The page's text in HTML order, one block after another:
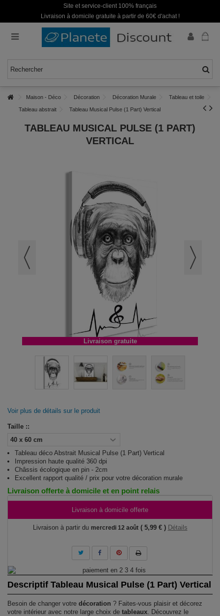
Site et service-client 100% français
Livraison à domicile gratuite à partir de 60€ d'achat !
Maison - Déco Décoration Décoration Murale Tableau et toile
Tableau abstrait Tableau Musical Pulse (1 Part) Vertical
TABLEAU MUSICAL PULSE (1 PART)
VERTICAL
Livraison gratuite
Voir plus de détails sur le produit
Taille ::
Tableau déco Abstrait Musical Pulse (1 Part) Vertical
Impression haute qualité 360 dpi
Châssis écologique en pin - 2cm
Excellent rapport qualité / prix pour votre décoration murale
Livraison offerte à domicile et en point relais
Livraison à domicile offerte
Livraison à partir du mercredi 12 août ( 5,99 € ) Détails
Descriptif Tableau Musical Pulse (1 Part) Vertical
Besoin de changer votre décoration ? Faites-vous plaisir et décorez
votre intérieur avec notre large choix de tableaux. Découvrez le